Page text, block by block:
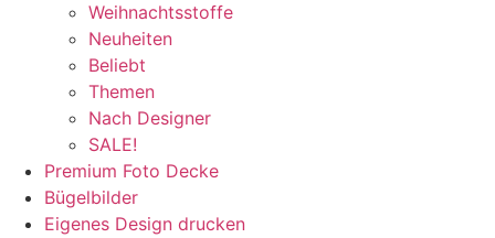
Weihnachtsstoffe
Neuheiten
Beliebt
Themen
Nach Designer
SALE!
Premium Foto Decke
Bügelbilder
Eigenes Design drucken